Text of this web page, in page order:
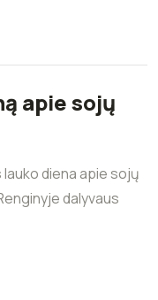
apie sojų
lauko diena apie sojų
dalyvaus